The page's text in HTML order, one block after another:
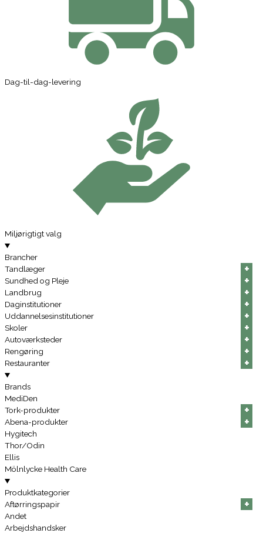
Dag-til-dag-levering
Miljørigtigt valg
Brancher
Tandlæger
+
+
+
+
+
+
Sundhed og Pleje +
+
+
+
+
+
Landbrug +
+
+
+
+
+
Daginstitutioner +
+
+
+
+
+
Uddannelsesinstitutioner +
+
+
+
+
+
Skoler +
+
+
+
+
+
Autoværksteder +
+
+
+
+
+
Rengøring +
+
+
+
+
+
Restauranter +
+
+
+
+
+
Brands
MediDen
Tork-produkter
+
+
+
+
+
+
Abena-produkter +
+
+
+
+
+
Hygitech
Thor/Odin
Ellis
Mölnlycke Health Care
Produktkategorier
Aftørringspapir
+
+
+
+
+
+
Andet
Arbejdshandsker